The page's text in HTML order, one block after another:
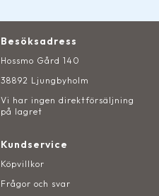
Besöksadress
Hossmo Gård 140
38892 Ljungbyholm
Vi har ingen direktförsäljning
på lagret
Kundservice
Köpvillkor
Frågor och svar